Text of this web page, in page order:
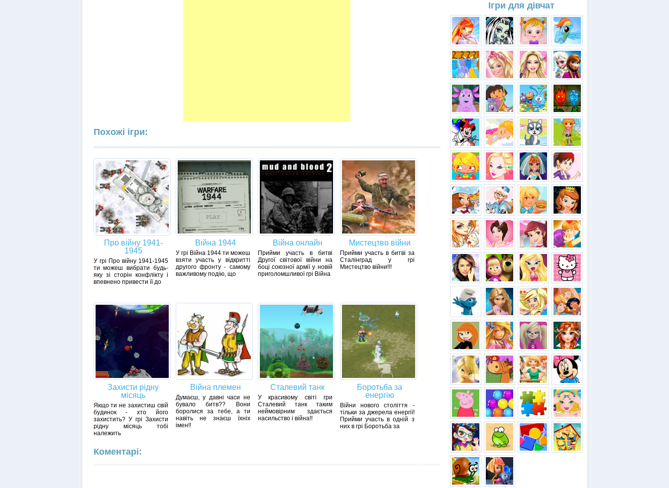
Похожі ігри:
Про війну 1941-
1945
У грі Про війну 1941-1945
ти можеш вибрати будь-
яку зі сторін конфлікту і
впевнено привести її до
Війна 1944
У грі Війна 1944 ти можеш
взяти участь у відкритті
другого фронту - самому
важливому подію, що
Війна онлайн
Прийми участь в битві
Другої світової війни на
боці союзної армії у новій
приголомшливої грі Війна
Мистецтво війни
Прийми участь в битві за
Сталінград у грі
Мистецтво війни!!!
Захисти рідну
місяць
Якщо ти не захистиш свій
будинок - хто його
захистить? У грі Захисти
рідну місяць тобі
належить
Війна племен
Думаєш, у давні часи не
бувало битв?? Вони
боролися за тебе, а ти
навіть не знаєш їхніх
імен!!
Сталевий танк
У красивому світі гри
Сталевий танк таким
неймовірним здається
насильство і війна!!
Боротьба за
енергію
Війни нового століття -
тільки за джерела енергії!
Прийми участь в одній з
них в грі Боротьба за
Коментарі:
Ігри для дівчат